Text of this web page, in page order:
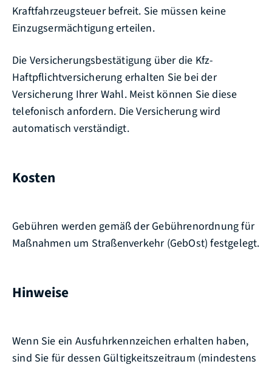
Kraftfahrzeugsteuer befreit. Sie müssen keine
Einzugsermächtigung erteilen.
Die Versicherungsbestätigung über die Kfz-
Haftpflichtversicherung erhalten Sie bei der
Versicherung Ihrer Wahl. Meist können Sie diese
telefonisch anfordern. Die Versicherung wird
automatisch verständigt.
Kosten
Gebühren werden gemäß der Gebührenordnung für
Maßnahmen um Straßenverkehr (GebOst) festgelegt.
Hinweise
Wenn Sie ein Ausfuhrkennzeichen erhalten haben,
sind Sie für dessen Gültigkeitszeitraum (mindestens